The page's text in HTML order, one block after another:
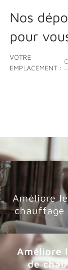
Nos
pour
VOTRE
EMPLACEMENT :
Améliore
chauffage
Améliore
de